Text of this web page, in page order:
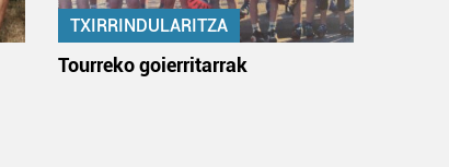
TXIRRINDULARITZA
Tourreko goierritarrak